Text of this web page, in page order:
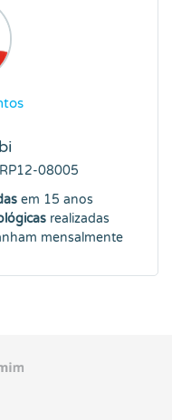
08005
em 15 anos
realizadas
mensalmente